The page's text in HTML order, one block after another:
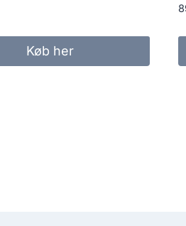
Køb her